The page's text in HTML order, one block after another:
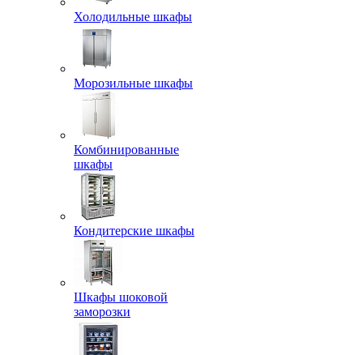
Холодильные шкафы
Морозильные шкафы
Комбинированные
шкафы
Кондитерские шкафы
Шкафы шоковой
заморозки